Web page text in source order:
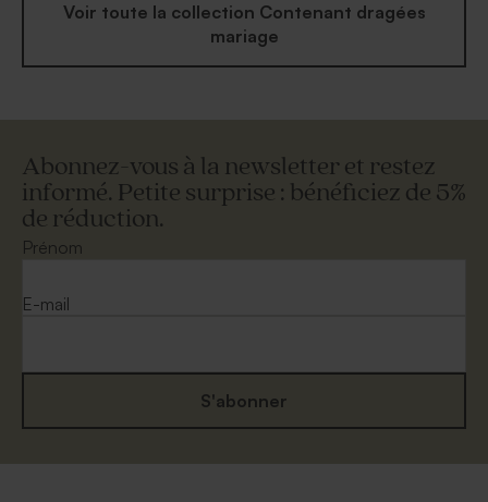
Voir toute la collection Contenant dragées
mariage
Abonnez-vous à la newsletter et restez
informé. Petite surprise : bénéficiez de 5%
de réduction.
Prénom
E-mail
S'abonner